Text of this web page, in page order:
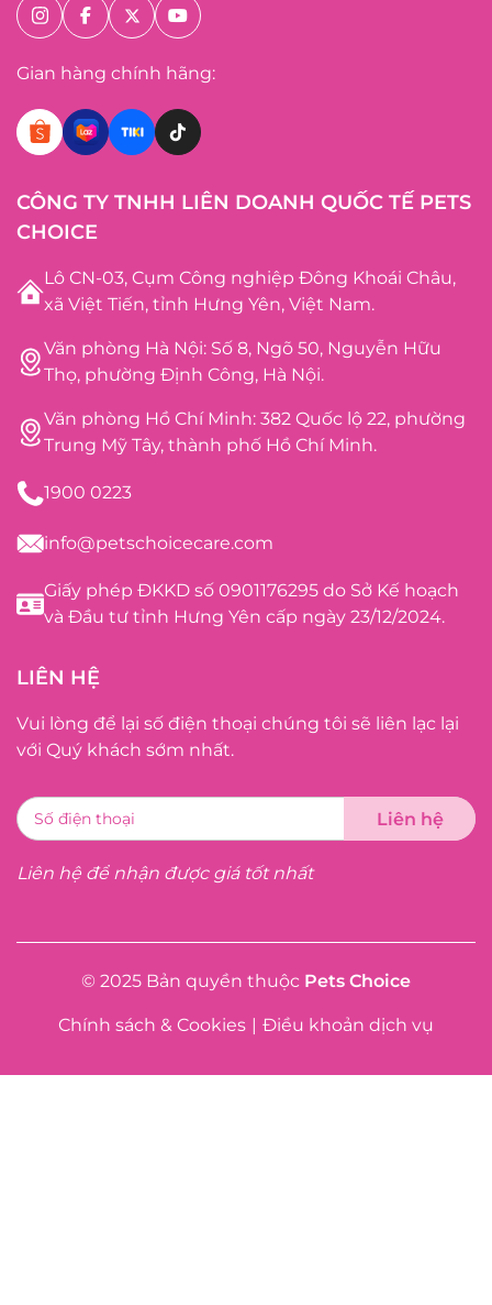
Gian hàng chính hãng:
CÔNG TY TNHH LIÊN DOANH QUỐC TẾ PETS
CHOICE
Lô CN-03, Cụm Công nghiệp Đông Khoái Châu,
xã Việt Tiến, tỉnh Hưng Yên, Việt Nam.
Văn phòng Hà Nội: Số 8, Ngõ 50, Nguyễn Hữu
Thọ, phường Định Công, Hà Nội.
Văn phòng Hồ Chí Minh: 382 Quốc lộ 22, phường
Trung Mỹ Tây, thành phố Hồ Chí Minh.
1900 0223
info@petschoicecare.com
Giấy phép ĐKKD số 0901176295 do Sở Kế hoạch
và Đầu tư tỉnh Hưng Yên cấp ngày 23/12/2024.
LIÊN HỆ
Vui lòng để lại số điện thoại chúng tôi sẽ liên lạc lại
với Quý khách sớm nhất.
Liên hệ để nhận được giá tốt nhất
© 2025 Bản quyền thuộc Pets Choice
Chính sách & Cookies | Điều khoản dịch vụ